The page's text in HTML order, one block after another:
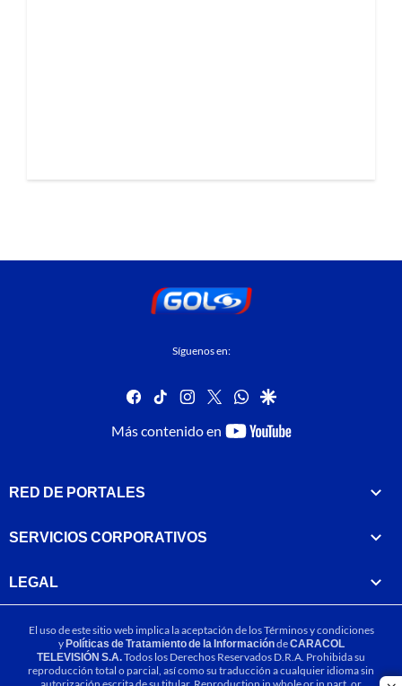
Síguenos en:
facebook
tiktok instagram
twitterwhatsapp
google
Más contenido en
youtube-
RED DE PORTALES
SERVICIOS CORPORATIVOS
LEGAL
El uso de este sitio web implica la aceptación de losTérminos y condiciones
yPolíticas de Tratamiento de la InformacióndeCARACOL
TELEVISIÓN S.A.Todos los Derechos Reservados D.R.A. Prohibida su
reproducción total o parcial, así como su traducción a cualquier idioma sin